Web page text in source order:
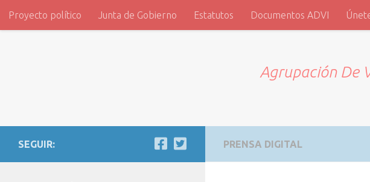
Saltar al contenido
Proyecto político Junta de Gobierno Estatutos Documentos ADVI
Agrupación De
PRENSA DIGITAL
SEGUIR: